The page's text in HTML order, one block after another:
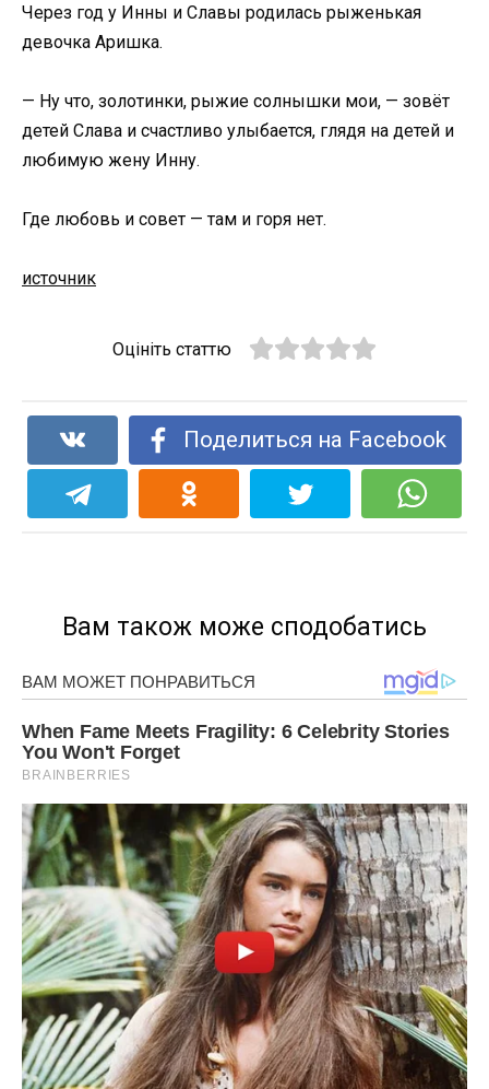
Через год у Инны и Славы родилась рыженькая
девочка Аришка.
— Ну что, золотинки, рыжие солнышки мои, — зовёт
детей Слава и счастливо улыбается, глядя на детей и
любимую жену Инну.
Где любовь и совет — там и горя нет.
источник
Оцініть статтю
Поделиться на Facebook
Вам також може сподобатись